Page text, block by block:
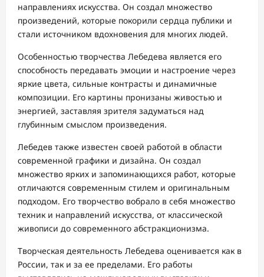
направлениях искусства. Он создал множество
произведений, которые покорили сердца публики и
стали источником вдохновения для многих людей.
Особенностью творчества Лебедева является его
способность передавать эмоции и настроение через
яркие цвета, сильные контрасты и динамичные
композиции. Его картины пронизаны живостью и
энергией, заставляя зрителя задуматься над
глубинным смыслом произведения.
Лебедев также известен своей работой в области
современной графики и дизайна. Он создал
множество ярких и запоминающихся работ, которые
отличаются современным стилем и оригинальным
подходом. Его творчество вобрало в себя множество
техник и направлений искусства, от классической
живописи до современного абстракционизма.
Творческая деятельность Лебедева оценивается как в
России, так и за ее пределами. Его работы